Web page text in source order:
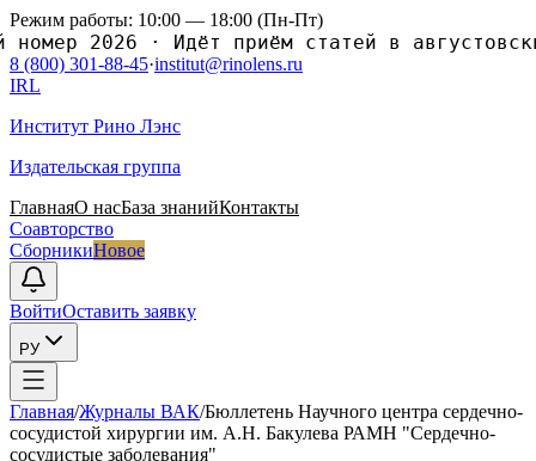
Режим работы: 10:00 — 18:00 (Пн-Пт)
2026·Идёт приём статей в августовский
8 (800) 301-88-45·institut@rinolens.ru
IRL
Институт Рино Лэнс
Издательская группа
ГлавнаяО насБаза знанийКонтакты
Соавторство
СборникиНовое
ВойтиОставить заявку
РУ
Главная/Журналы ВАК/Бюллетень Научного центра сердечно-
сосудистой xирургии им. А.Н. Бакулева РАМН "Сердечно-
сосудистые заболевания"